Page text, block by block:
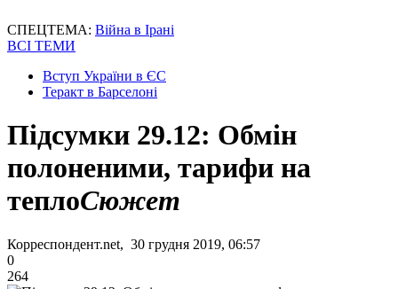
СПЕЦТЕМА: Війна в Ірані
ВСІ ТЕМИ
Вступ України в ЄС
Теракт в Барселоні
Підсумки 29.12: Обмін
полоненими, тарифи на
теплоСюжет
Корреспондент.net, 30 грудня 2019, 06:57
0
264